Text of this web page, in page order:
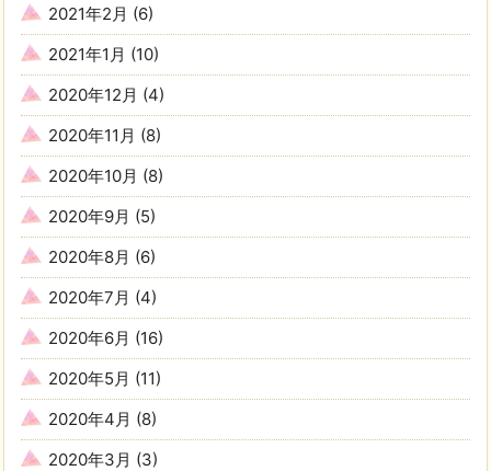
2021年2月 (6)
2021年1月 (10)
2020年12月 (4)
2020年11月 (8)
2020年10月 (8)
2020年9月 (5)
2020年8月 (6)
2020年7月 (4)
2020年6月 (16)
2020年5月 (11)
2020年4月 (8)
2020年3月 (3)